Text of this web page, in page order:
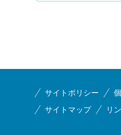
サイトポリシー
サイトマップ リ